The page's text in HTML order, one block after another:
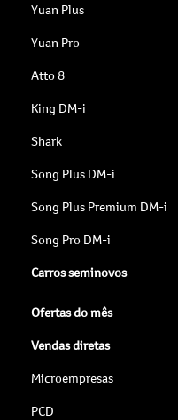
Yuan Plus
Yuan Pro
Atto 8
King DM-i
Shark
Song Plus DM-i
Song Plus Premium DM-i
Song Pro DM-i
Carros seminovos
Ofertas do mês
Vendas diretas
Microempresas
PCD